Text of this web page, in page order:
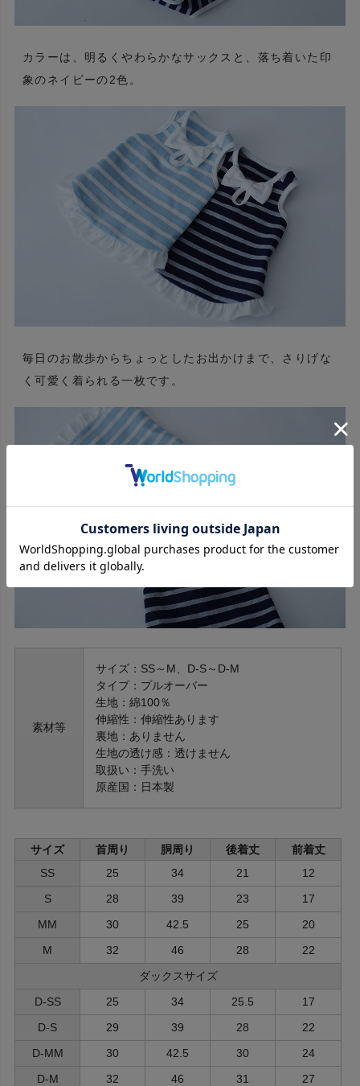
カラーは、明るくやわらかなサックスと、落ち着いた印
象のネイビーの2色。
毎日のお散歩からちょっとしたお出かけまで、さりげな
く可愛く着られる一枚です。
素材等
サイズ：SS～M、D-S～D-M
タイプ：プルオーバー
生地：綿100％
伸縮性：伸縮性あります
裏地：ありません
生地の透け感：透けません
取扱い：手洗い
原産国：日本製
サイズ 首周り 胴周り 後着丈
前着丈
SS
25 34 21
12
S
28 39 23
17
MM
30 42.5 25
20
M
32 46 28
22
ダックスサイズ
D-SS
25 34 25.5
17
D-S
29 39 28
22
D-MM
30 42.5 30
24
D-M
32 46 31 27